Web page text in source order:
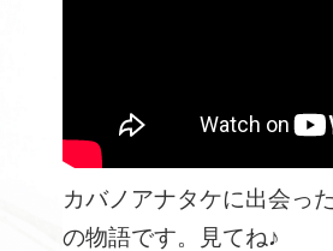
カバノアナタケに出会っ
の物語です。見てね♪